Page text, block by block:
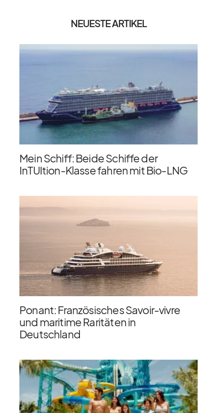
NEUESTE ARTIKEL
Mein Schiff: Beide Schiffe der
InTUItion-Klasse fahren mit Bio-LNG
Ponant: Französisches Savoir-vivre
und maritime Raritäten in
Deutschland